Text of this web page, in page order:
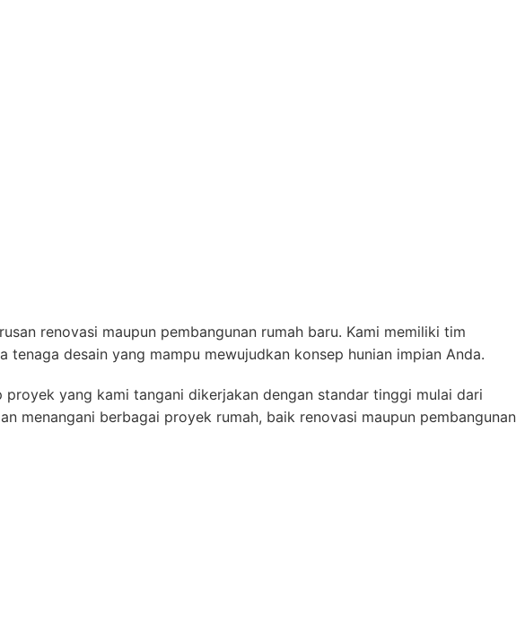
renovasi maupun pembangunan rumah baru. Kami memiliki tim
desain yang mampu mewujudkan konsep hunian impian Anda.
yang kami tangani dikerjakan dengan standar tinggi mulai dari
menangani berbagai proyek rumah, baik renovasi maupun pembangunan